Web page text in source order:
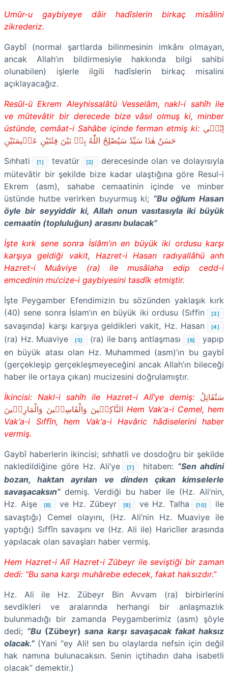
Umûr-u gaybiyeye dâir hadîslerin birkaç misâlini
zikrederiz.
Gaybî (normal şartlarda bilinmesinin imkânı olmayan,
ancak Allah’ın bildirmesiyle hakkında bilgi sahibi
olunabilen) işlerle ilgili hadîslerin birkaç misalini
açıklayacağız.
Resûl-ü Ekrem Aleyhissalâtü Vesselâm, nakl-i sahîh ile
ve mütevâtir bir derecede bize vâsıl olmuş ki, minber
üstünde, cemâat-i Sahâbe içinde ferman etmiş ki: اِبْن۪ي
حَسَنٌ هٰذَا سَيِّدٌ سَيُصْلِحُ اللّٰهُ بِه۪ بَيْنَ فِئَتَيْنِ عَظ۪يمَتَيْنِ
Sıhhati
[1] tevatür [2]
derecesinde olan ve dolayısıyla
mütevâtir bir şekilde bize kadar ulaştığına göre Resul-i
Ekrem (asm), sahabe cemaatinin içinde ve minber
üstünde hutbe verirken buyurmuş ki; “Bu oğlum Hasan
öyle bir seyyiddir ki, Allah onun vasıtasıyla iki büyük
cemaatin (topluluğun) arasını bulacak”
İşte kırk sene sonra İslâm’ın en büyük iki ordusu karşı
karşıya geldiği vakit, Hazret-i Hasan radıyallâhü anh
Hazret-i Muâviye (ra) ile musâlaha edip cedd-i
emcedinin mu‘cize-i gaybiyesini tasdîk etmiştir.
İşte Peygamber Efendimizin bu sözünden yaklaşık kırk
(40) sene sonra İslam’ın en büyük iki ordusu (Sıffin
[3]
savaşında) karşı karşıya geldikleri vakit, Hz. Hasan [4]
(ra) Hz. Muaviye [5] (ra) ile barış antlaşması [6]
yapıp
en büyük atası olan Hz. Muhammed (asm)’ın bu gaybî
(gerçekleşip gerçekleşmeyeceğini ancak Allah’ın bileceği
haber ile ortaya çıkan) mucizesini doğrulamıştır.
İkincisi: Nakl-i sahîh ile Hazret-i Alî’ye demiş: سَتُقَاتِلُ
Hem Vak‘a-i Cemel, hem
Vak‘a-i Sıffîn, hem Vak‘a-i Havâric hâdiselerini haber
vermiş.
Gaybî haberlerin ikincisi; sıhhatli ve dosdoğru bir şekilde
nakledildiğine göre Hz. Ali’ye
[7] hitaben: “Sen ahdini
bozan, haktan ayrılan ve dinden çıkan kimselerle
savaşacaksın” demiş. Verdiği bu haber ile (Hz. Ali’nin,
Hz. Aişe
[8] ve Hz. Zübeyr [9] ve Hz. Talha [10]
ile
savaştığı) Cemel olayını, (Hz. Ali’nin Hz. Muaviye ile
yaptığı) Sıffîn savaşını ve (Hz. Ali ile) Haricîler arasında
yapılacak olan savaşları haber vermiş.
Hem Hazret-i Alî Hazret-i Zübeyr ile seviştiği bir zaman
dedi: “Bu sana karşı muhârebe edecek, fakat haksızdır.”
Hz. Ali ile Hz. Zübeyr Bin Avvam (ra) birbirlerini
sevdikleri ve aralarında herhangi bir anlaşmazlık
bulunmadığı bir zamanda Peygamberimiz (asm) şöyle
dedi; “Bu (Zübeyr) sana karşı savaşacak fakat haksız
olacak.” (Yani “ey Ali! sen bu olaylarda nefsin için değil
hak namına bulunacaksın. Senin içtihadın daha isabetli
olacak” demektir.)